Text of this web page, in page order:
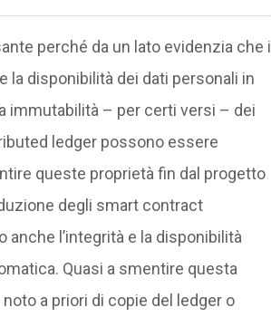
perché da un lato evidenzia che i
la disponibilità dei dati personali in
immutabilità – per certi versi – dei
ledger possono essere
queste proprietà fin dal progetto
degli smart contract
l’integrità e la disponibilità
Quasi a smentire questa
a priori di copie del ledger o